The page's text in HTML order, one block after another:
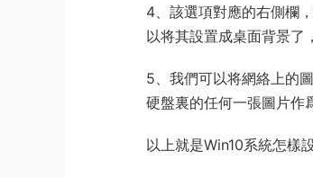
4、該選項對應的右側欄
以将其設置成桌面背景了
5、我們可以将網絡上的
硬盤裏的任何一張圖片作
以上就是Win10系統怎樣